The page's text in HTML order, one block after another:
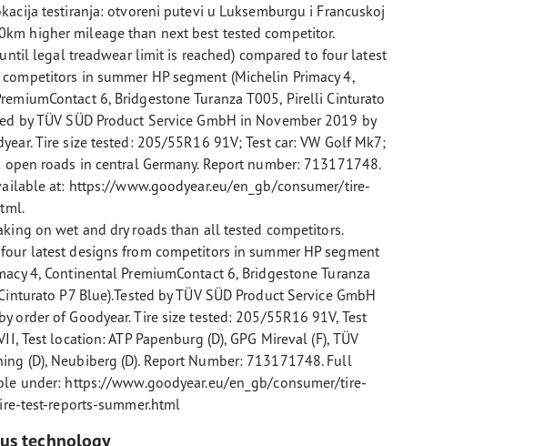
testiranja: otvoreni putevi u Luksemburgu i Francuskoj
higher mileage than next best tested competitor.
legal treadwear limit is reached) compared to four latest
in summer HP segment (Michelin Primacy 4,
6, Bridgestone Turanza T005, Pirelli Cinturato
by TÜV SÜD Product Service GmbH in November 2019 by
Tire size tested: 205/55R16 91V; Test car: VW Golf Mk7;
roads in central Germany. Report number: 713171748.
at: https://www.goodyear.eu/en_gb/consumer/tire-
on wet and dry roads than all tested competitors.
latest designs from competitors in summer HP segment
4, Continental PremiumContact 6, Bridgestone Turanza
P7 Blue).Tested by TÜV SÜD Product Service GmbH
order of Goodyear. Tire size tested: 205/55R16 91V, Test
Test location: ATP Papenburg (D), GPG Mireval (F), TÜV
(D), Neubiberg (D). Report Number: 713171748. Full
under: https://www.goodyear.eu/en_gb/consumer/tire-
test-reports-summer.html
technology